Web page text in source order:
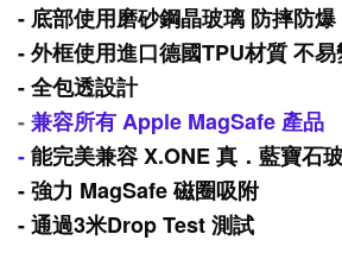
- 底部使用磨砂鋼晶玻璃 防摔防爆
- 外框使用進口德國TPU材質 不
- 全包透設計
-兼容所有 Apple MagSafe 產品
-能完美兼容 X.ONE 真．藍寶石
- 強力 MagSafe 磁圈吸附
- 通過3米Drop Test 測試